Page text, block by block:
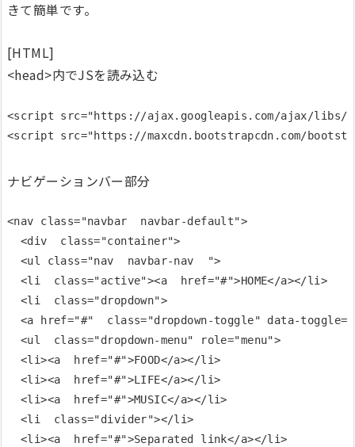
きて簡単です。
[HTML]
<head>内でJSを読み込む
<script src="https://ajax.googleapis.com/ajax/libs/
ナビゲーションバー部分
<nav class="navbar  navbar-default">
  <div  class="container">
  <ul class="nav  navbar-nav  ">
  <li  class="active"><a  href="#">HOME</a></li>
  <li  class="dropdown">
<a href="#"  class="dropdown-toggle" data-
  <ul  class="dropdown-menu" role="menu">
  <li><a  href="#">FOOD</a></li>
  <li><a  href="#">LIFE</a></li>
  <li><a  href="#">MUSIC</a></li>
  <li  class="divider"></li>
  <li><a  href="#">Separated link</a></li>